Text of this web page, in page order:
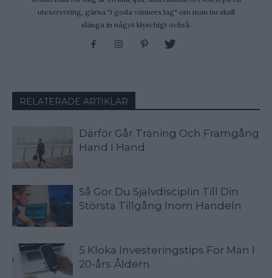
uteservering, gärna "i goda vänners lag" om man nu skall
slänga in något klyschigt också.
RELATERADE ARTIKLAR
Därför Går Träning Och Framgång
Hand I Hand
Så Gör Du Självdisciplin Till Din
Största Tillgång Inom Handeln
5 Kloka Investeringstips För Män I
20-års Åldern